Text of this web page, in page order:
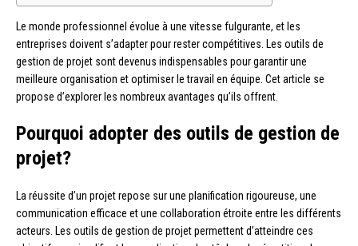
Le monde professionnel évolue à une vitesse fulgurante, et les
entreprises doivent s’adapter pour rester compétitives. Les outils de
gestion de projet sont devenus indispensables pour garantir une
meilleure organisation et optimiser le travail en équipe. Cet article se
propose d’explorer les nombreux avantages qu’ils offrent.
Pourquoi adopter des outils de gestion de
projet?
La réussite d’un projet repose sur une planification rigoureuse, une
communication efficace et une collaboration étroite entre les différents
acteurs. Les outils de gestion de projet permettent d’atteindre ces